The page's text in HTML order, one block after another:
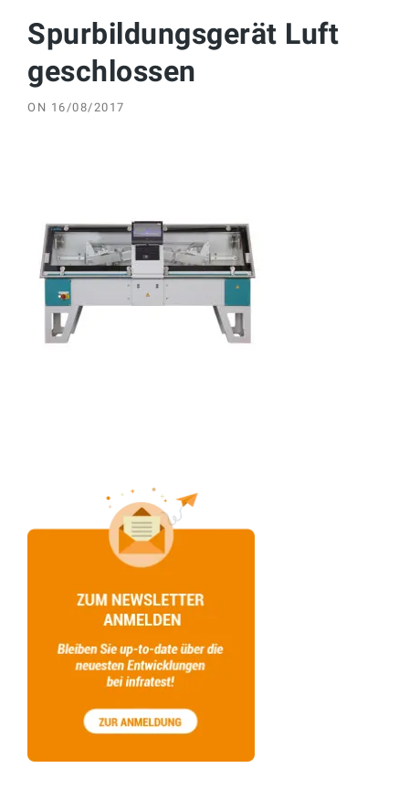
Spurbildungsgerät Luft
geschlossen
ON 16/08/2017